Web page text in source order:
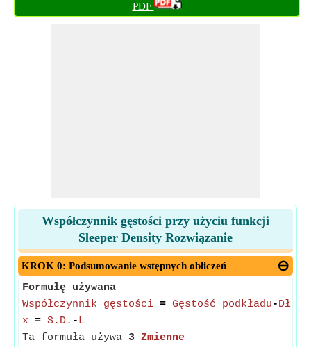
PDF
Współczynnik gęstości przy użyciu funkcji
Sleeper Density Rozwiązanie
KROK 0: Podsumowanie wstępnych obliczeń
Formułę używana
Współczynnik gęstości = Gęstość podkładu-
x = S.D. -L
Ta formuła używa 3 Zmienne